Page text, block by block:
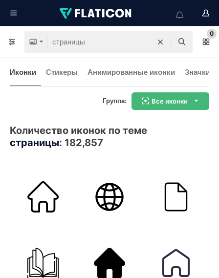
0
Иконки Стикеры Анимированные иконки Значки
Группа: Все иконки
Количество иконок по теме
страницы: 182,857